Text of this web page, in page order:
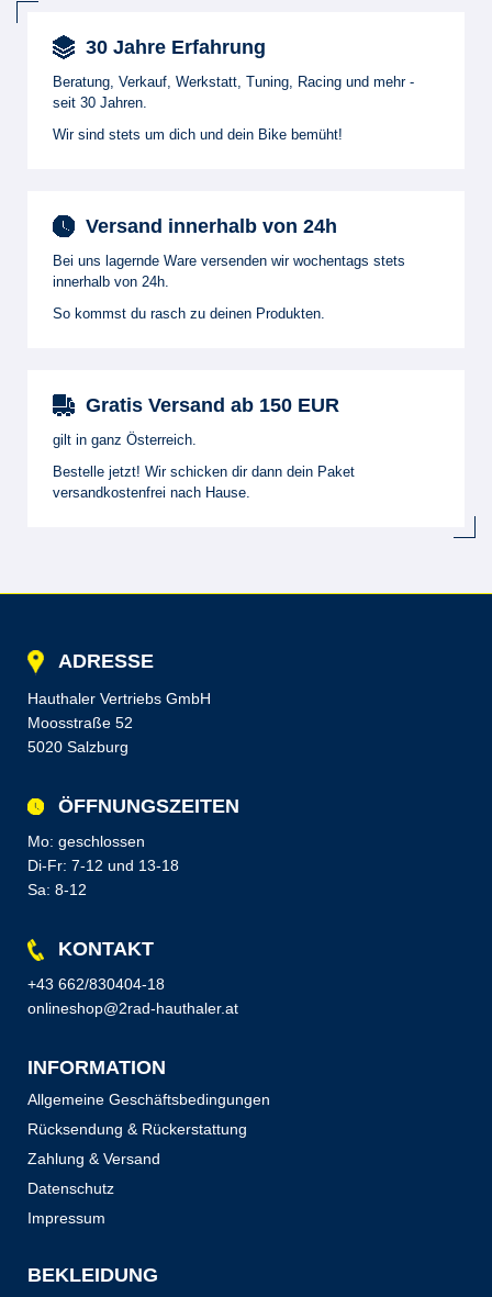
30 Jahre Erfahrung
Beratung, Verkauf, Werkstatt, Tuning, Racing und mehr -
seit 30 Jahren.
Wir sind stets um dich und dein Bike bemüht!
Versand innerhalb von 24h
Bei uns lagernde Ware versenden wir wochentags stets
innerhalb von 24h.
So kommst du rasch zu deinen Produkten.
Gratis Versand ab 150 EUR
gilt in ganz Österreich.
Bestelle jetzt! Wir schicken dir dann dein Paket
versandkostenfrei nach Hause.
ADRESSE
Hauthaler Vertriebs GmbH
Moosstraße 52
5020 Salzburg
ÖFFNUNGSZEITEN
Mo: geschlossen
Di-Fr: 7-12 und 13-18
Sa: 8-12
KONTAKT
+43 662/830404-18
onlineshop@2rad-hauthaler.at
INFORMATION
Allgemeine Geschäftsbedingungen
Rücksendung & Rückerstattung
Zahlung & Versand
Datenschutz
Impressum
BEKLEIDUNG